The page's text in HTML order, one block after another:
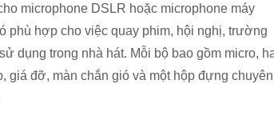
microphone DSLR hoặc microphone máy
phù hợp cho việc quay phim, hội nghị, trường
dụng trong nhà hát. Mỗi bộ bao gồm micro,
giá đỡ, màn chắn gió và một hộp đựng chuyên